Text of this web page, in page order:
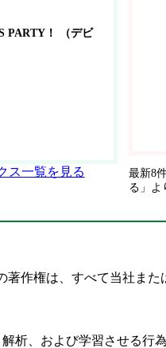
PARTY！ （デビ
ス一覧を見る
最新8
る」よ
作権は、すべて当社また
析、および学習させる